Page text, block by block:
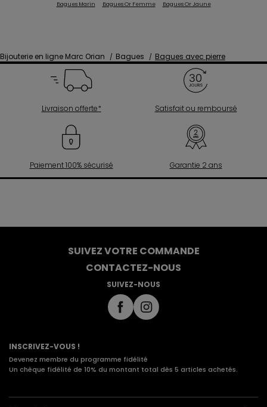
Bagues Marin
Bagues Or Femme Bagues Or Jaune
Bijouterie en ligne Marc Orian Bagues Bagues avec pierre
Livraison offerte* Satisfait ou remboursé
Paiement 100% sécurisé Garantie 2 ans
SUIVEZ VOTRE COMMANDE
CONTACTEZ-NOUS
SUIVEZ-NOUS
INSCRIVEZ-VOUS !
Devenez membre du programme fidélité
Un chèque fidélité de 10% du montant total dès 5 articles achetés.